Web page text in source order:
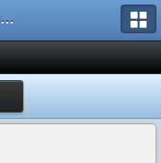
AMXX.pl: Support AMX Mod X i SourceMod